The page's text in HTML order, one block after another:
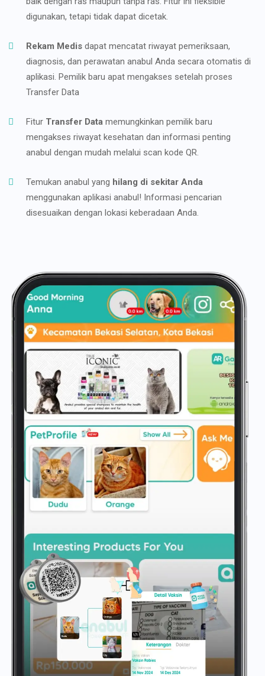
digunakan, tetapi tidak dapat dicetak.
Rekam Medis dapat mencatat riwayat pemeriksaan,
diagnosis, dan perawatan anabul Anda secara otomatis di
aplikasi. Pemilik baru apat mengakses setelah proses
Transfer Data
Fitur Transfer Data memungkinkan pemilik baru
mengakses riwayat kesehatan dan informasi penting
anabul dengan mudah melalui scan kode QR.
Temukan anabul yang hilang di sekitar Anda
menggunakan aplikasi anabul! Informasi pencarian
disesuaikan dengan lokasi keberadaan Anda.